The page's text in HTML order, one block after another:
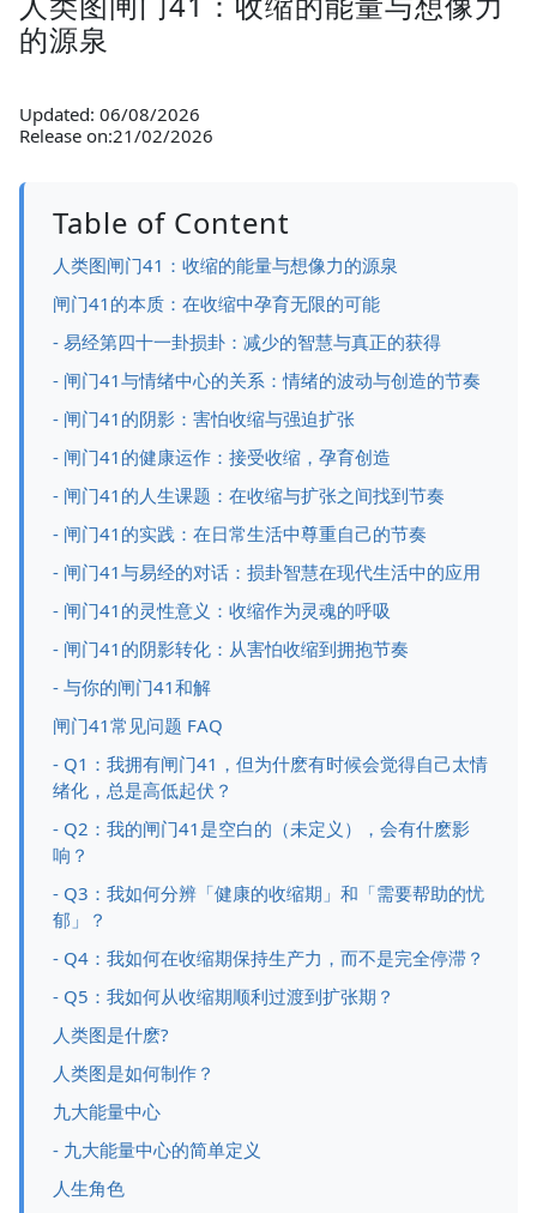
的源泉
Updated: 06/08/2026
Release on:21/02/2026
Table of Content
人类图闸门41：收缩的能量与想像力的源泉
闸门41的本质：在收缩中孕育无限的可能
- 易经第四十一卦损卦：减少的智慧与真正的获得
- 闸门41与情绪中心的关系：情绪的波动与创造的节奏
- 闸门41的阴影：害怕收缩与强迫扩张
- 闸门41的健康运作：接受收缩，孕育创造
- 闸门41的人生课题：在收缩与扩张之间找到节奏
- 闸门41的实践：在日常生活中尊重自己的节奏
- 闸门41与易经的对话：损卦智慧在现代生活中的应用
- 闸门41的灵性意义：收缩作为灵魂的呼吸
- 闸门41的阴影转化：从害怕收缩到拥抱节奏
- 与你的闸门41和解
闸门41常见问题 FAQ
- Q1：我拥有闸门41，但为什麽有时候会觉得自己太情
绪化，总是高低起伏？
- Q2：我的闸门41是空白的（未定义），会有什麽影
响？
- Q3：我如何分辨「健康的收缩期」和「需要帮助的忧
郁」？
- Q4：我如何在收缩期保持生产力，而不是完全停滞？
- Q5：我如何从收缩期顺利过渡到扩张期？
人类图是什麽?
人类图是如何制作？
九大能量中心
- 九大能量中心的简单定义
人生角色